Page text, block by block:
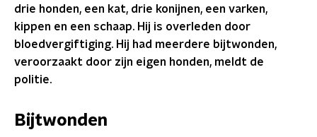
drie honden, een kat, drie konijnen, een varken,
kippen en een schaap. Hij is overleden door
bloedvergiftiging. Hij had meerdere bijtwonden,
veroorzaakt door zijn eigen honden, meldt de
politie.
Bijtwonden